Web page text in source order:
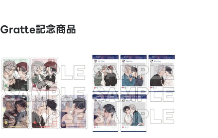
Gratte記念商品